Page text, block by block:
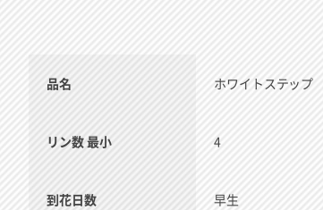
品名 ホワイトステップ
リン数 最小 4
到花日数 早生